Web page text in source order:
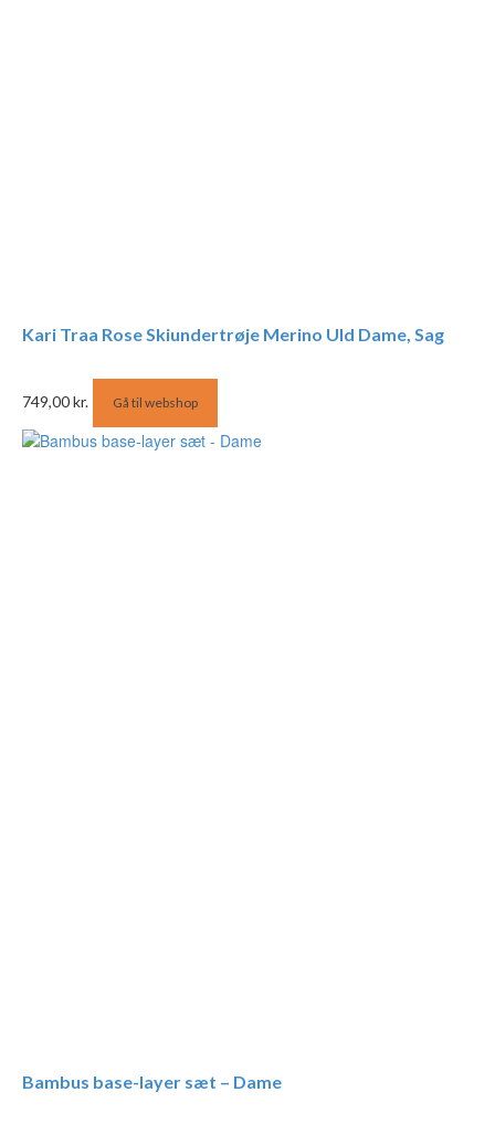
Kari Traa Rose Skiundertrøje Merino Uld Dame, Sag
749,00kr. Gå til webshop
Bambus base-layer sæt – Dame